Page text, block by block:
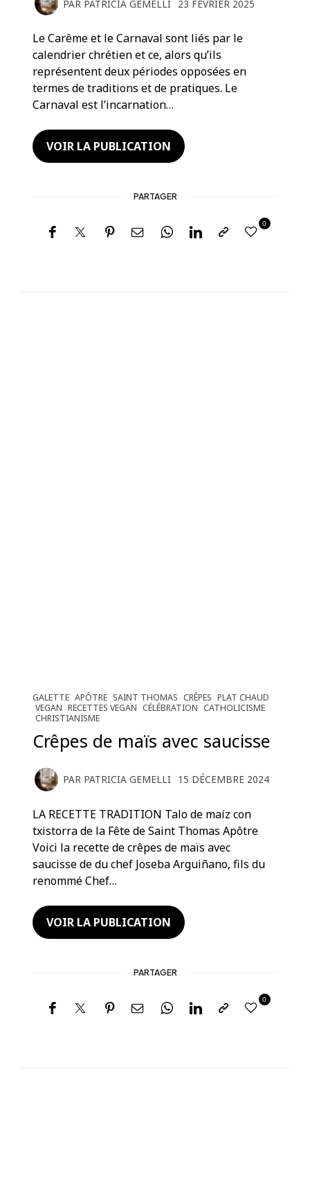
PAR PATRICIA GEMELLI 23 FÉVRIER 2025
Le Carême et le Carnaval sont liés par le
calendrier chrétien et ce, alors qu’ils
représentent deux périodes opposées en
termes de traditions et de pratiques. Le
Carnaval est l’incarnation…
VOIR LA PUBLICATION
PARTAGER
0
GALETTE APÔTRE SAINT THOMAS CRÊPES PLAT CHAUD
VEGAN RECETTES VEGAN CÉLÉBRATION CATHOLICISME
CHRISTIANISME
Crêpes de maïs avec saucisse
PAR PATRICIA GEMELLI 15 DÉCEMBRE 2024
LA RECETTE TRADITION Talo de maíz con
txistorra de la Fête de Saint Thomas Apôtre
Voici la recette de crêpes de maïs avec
saucisse de du chef Joseba Arguiñano, fils du
renommé Chef…
VOIR LA PUBLICATION
PARTAGER
0